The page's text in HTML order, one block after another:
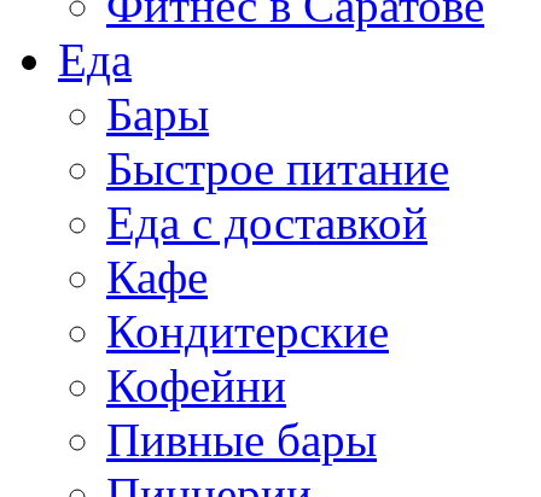
Еда
Бары
Быстрое питание
Еда с доставкой
Кафе
Кондитерские
Кофейни
Пивные бары